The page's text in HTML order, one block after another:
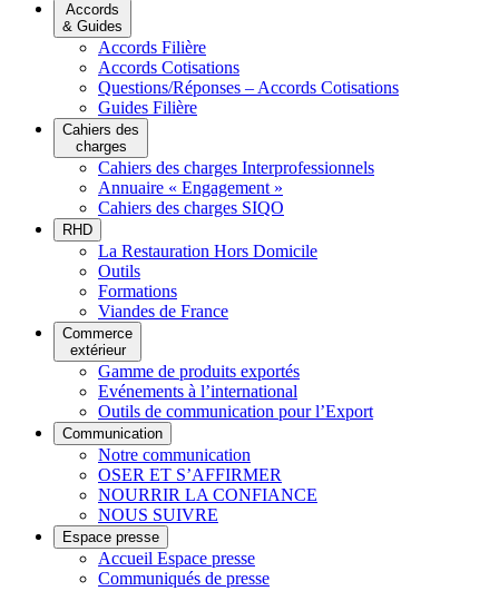
Accords
& Guides
Accords Filière
Accords Cotisations
Questions/Réponses – Accords Cotisations
Guides Filière
Cahiers des
charges
Cahiers des charges Interprofessionnels
Annuaire « Engagement »
Cahiers des charges SIQO
RHD
La Restauration Hors Domicile
Outils
Formations
Viandes de France
Commerce
extérieur
Gamme de produits exportés
Evénements à l’international
Outils de communication pour l’Export
Communication
Notre communication
OSER ET S’AFFIRMER
NOURRIR LA CONFIANCE
NOUS SUIVRE
Espace presse
Accueil Espace presse
Communiqués de presse